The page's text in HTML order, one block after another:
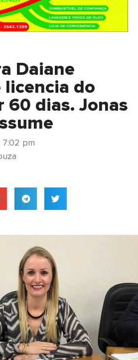
Daiane
licencia do
60 dias. Jonas
7:02 pm